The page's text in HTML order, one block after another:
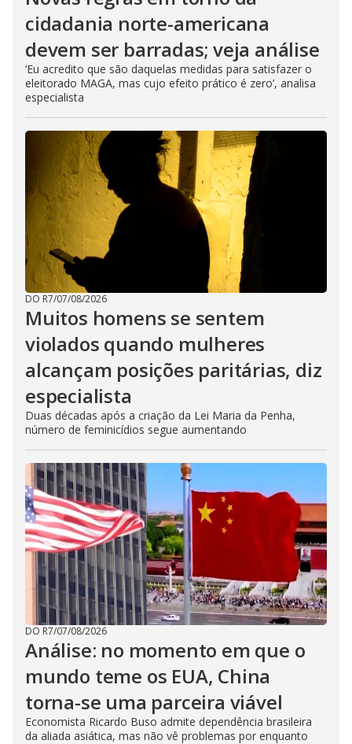
cidadania norte-americana
devem ser barradas; veja análise
‘Eu acredito que são daquelas medidas para satisfazer o
eleitorado MAGA, mas cujo efeito prático é zero’, analisa
especialista
DO R7/07/08/2026
Muitos homens se sentem
violados quando mulheres
alcançam posições paritárias, diz
especialista
Duas décadas após a criação da Lei Maria da Penha,
número de feminicídios segue aumentando
DO R7/07/08/2026
Análise: no momento em que o
mundo teme os EUA, China
torna-se uma parceira viável
Economista Ricardo Buso admite dependência brasileira
da aliada asiática, mas não vê problemas por enquanto